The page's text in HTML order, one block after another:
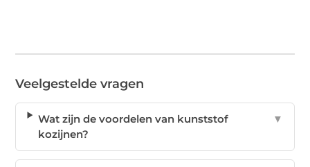
Veelgestelde vragen
Wat zijn de voordelen van kunststof
kozijnen?
▼